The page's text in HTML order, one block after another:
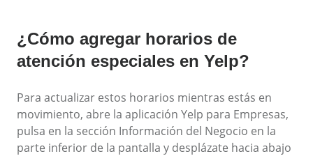
¿Cómo agregar horarios de
atención especiales en Yelp?
Para actualizar estos horarios mientras estás en
movimiento, abre la aplicación Yelp para Empresas,
pulsa en la sección Información del Negocio en la
parte inferior de la pantalla y desplázate hacia abajo